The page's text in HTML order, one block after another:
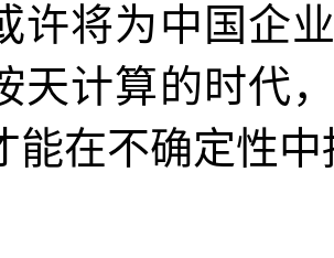
许将为中国企
天计算的时代
能在不确定性